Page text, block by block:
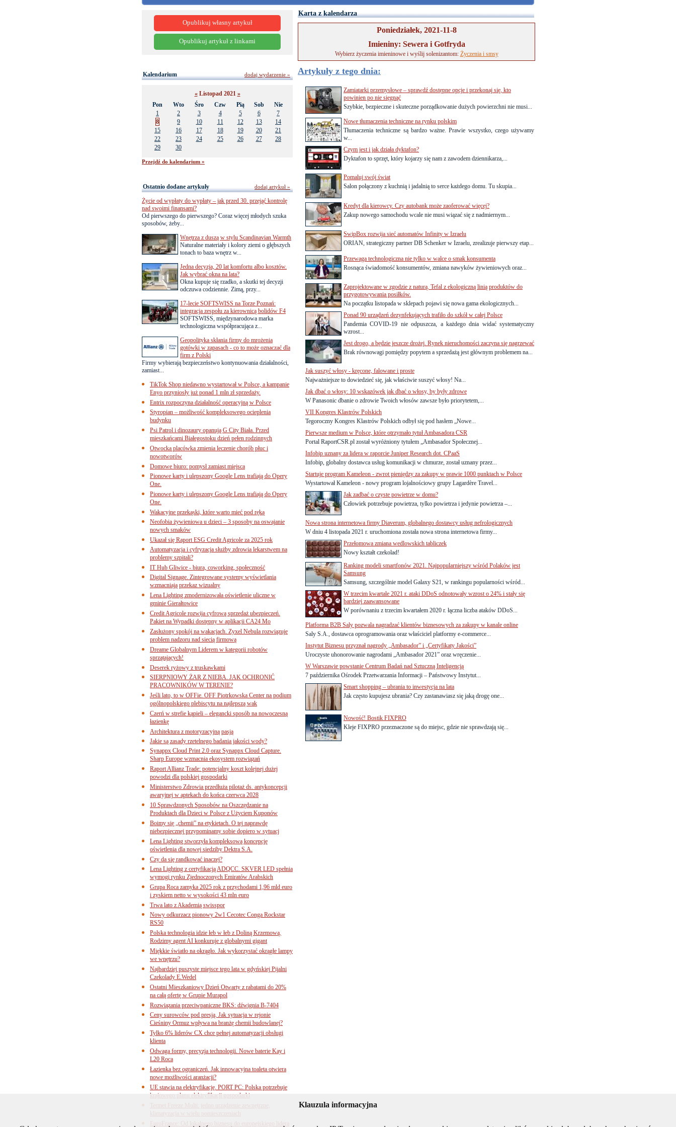
Karta z kalendarza
Poniedziałek, 2021-11-8
Imieniny: Sewera i Gotfryda
Wybierz życzenia imieninowe i wyślij solenizantom: Życzenia i smsy
Artykuły z tego dnia:
Zamiatarki przemysłowe – sprawdź dostępne opcje i przekonaj się, kto
powinien po nie sięgnąć
Szybkie, bezpieczne i skuteczne porządkowanie dużych powierzchni nie musi...
Nowe tłumaczenia techniczne na rynku polskim
Tłumaczenia techniczne są bardzo ważne. Prawie wszystko, czego używamy
w...
Czym jest i jak działa dyktafon?
Dyktafon to sprzęt, który kojarzy się nam z zawodem dziennikarza,...
Pomaluj swój świat
Salon połączony z kuchnią i jadalnią to serce każdego domu. Tu skupia...
Kredyt dla kierowcy. Czy autobank może zaoferować więcej?
Zakup nowego samochodu wcale nie musi wiązać się z nadmiernym...
SwipBox rozwija sieć automatów Infinity w Izraelu
ORIAN, strategiczny partner DB Schenker w Izraelu, zrealizuje pierwszy etap...
Przewaga technologiczna nie tylko w walce o smak konsumenta
Rosnąca świadomość konsumentów, zmiana nawyków żywieniowych oraz...
Zaprojektowane w zgodzie z naturą. Tefal z ekologiczną linią produktów do
przygotowywania posiłków.
Na początku listopada w sklepach pojawi się nowa gama ekologicznych...
Ponad 90 urządzeń dezynfekujących trafiło do szkół w całej Polsce
Pandemia COVID-19 nie odpuszcza, a każdego dnia widać systematyczny
wzrost...
Jest drogo, a będzie jeszcze drożej. Rynek nieruchomości zaczyna się nagrzewać
Brak równowagi pomiędzy popytem a sprzedażą jest głównym problemem na...
Jak suszyć włosy - kręcone, falowane i proste
Najważniejsze to dowiedzieć się, jak właściwie suszyć włosy! Na...
Jak dbać o włosy: 10 wskazówek jak dbać o włosy, by były zdrowe
W Panasonic dbanie o zdrowie Twoich włosów zawsze było priorytetem,...
VII Kongres Klastrów Polskich
Tegoroczny Kongres Klastrów Polskich odbył się pod hasłem „Nowe...
Pierwsze medium w Polsce, które otrzymało tytuł Ambasadora CSR
Portal RaportCSR.pl został wyróżniony tytułem „Ambasador Społecznej...
Infobip uznany za lidera w raporcie Juniper Research dot. CPaaS
Infobip, globalny dostawca usług komunikacji w chmurze, został uznany przez...
Startuje program Kameleon - zwrot pieniędzy za zakupy w prawie 1000 punktach w Polsce
Wystartował Kameleon - nowy program lojalnościowy grupy Lagardère Travel...
Jak zadbać o czyste powietrze w domu?
Człowiek potrzebuje powietrza, tylko powietrza i jedynie powietrza –...
Nowa strona internetowa firmy Diaverum, globalnego dostawcy usług nefrologicznych
W dniu 4 listopada 2021 r. uruchomiona została nowa strona internetowa firmy...
Przełomowa zmiana wedlowskich tabliczek
Nowy kształt czekolad!
Ranking modeli smartfonów 2021. Najpopularniejszy wśród Polaków jest
Samsung
Samsung, szczególnie model Galaxy S21, w rankingu popularności wśród...
W trzecim kwartale 2021 r. ataki DDoS odnotowały wzrost o 24% i stały się
bardziej zaawansowane
W porównaniu z trzecim kwartałem 2020 r. łączna liczba ataków DDoS...
Platforma B2B Saly pozwala nagradzać klientów biznesowych za zakupy w kanale online
Saly S.A., dostawca oprogramowania oraz właściciel platformy e-commerce...
Instytut Biznesu przyznał nagrody „Ambasador” i „Certyfikaty Jakości”
Uroczyste uhonorowanie nagrodami „Ambasador 2021” oraz wręczenie...
W Warszawie powstanie Centrum Badań nad Sztuczną Inteligencją
7 października Ośrodek Przetwarzania Informacji – Państwowy Instytut...
Smart shopping – ubrania to inwestycja na lata
Jak często kupujesz ubrania? Czy zastanawiasz się jaką drogę one...
Nowość! Bostik FIXPRO
Kleje FIXPRO przeznaczone są do miejsc, gdzie nie sprawdzają się...
Opublikuj własny artykuł
Opublikuj artykuł z linkami
Kalendarium
«Listopad 2021 »
Pon
Wto Śro Czw Pią Sob
Nie
1
2 3 4 5 6
7
8
9 10 11 12 13
14
15
16 17 18 19 20
21
22
23 24 25 26 27
28
29
30
Przejdź do kalendarium »
dodaj wydarzenie »
Ostatnio dodane artykuły
Życie od wypłaty do wypłaty – jak przed 30. przejąć kontrolę
nad swoimi finansami?
Od pierwszego do pierwszego? Coraz więcej młodych szuka
sposobów, żeby...
Wnętrza z duszą w stylu Scandinavian Warmth
Naturalne materiały i kolory ziemi o głębszych
tonach to baza wnętrz w...
Jedna decyzja, 20 lat komfortu albo kosztów.
Jak wybrać okna na lata?
Okna kupuje się rzadko, a skutki tej decyzji
odczuwa codziennie. Zimą, przy...
17-lecie SOFTSWISS na Torze Poznań:
integracja zespołu za kierownicą bolidów F4
SOFTSWISS, międzynarodowa marka
technologiczna współpracująca z...
Geopolityka skłania firmy do mrożenia
gotówki w zapasach - co to może oznaczać dla
firm z Polski
Firmy wybierają bezpieczeństwo kontynuowania działalności,
zamiast...
TikTok Shop niedawno wystartował w Polsce, a kampanie
Enyo przyniosły już ponad 1 mln zł sprzedaży.
Entrix rozpoczyna działalność operacyjną w Polsce
Styropian – możliwość kompleksowego ocieplenia
budynku
Psi Patrol i dinozaury opanują G City Biała. Przed
mieszkańcami Białegostoku dzień pełen rodzinnych
Otwocka placówka zmienia leczenie chorób płuc i
nowotworów
Domowe biuro: pomysł zamiast miejsca
Pionowe karty i ulepszony Google Lens trafiają do Opery
One.
Pionowe karty i ulepszony Google Lens trafiają do Opery
One.
Wakacyjne przekąski, które warto mieć pod ręką
Neofobia żywieniowa u dzieci – 3 sposoby na oswajanie
nowych smaków
Ukazał się Raport ESG Credit Agricole za 2025 rok
Automatyzacja i cyfryzacja służby zdrowia lekarstwem na
problemy szpitali?
IT Hub Gliwice - biura, coworking, społeczność
Digital Signage. Zintegrowane systemy wyświetlania
wzmacniają przekaz wizualny
Lena Lighting zmodernizowała oświetlenie uliczne w
gminie Gierałtowice
Credit Agricole rozwija cyfrową sprzedaż ubezpieczeń.
Pakiet na Wypadki dostępny w aplikacji CA24 Mo
Zasłużony spokój na wakacjach. Zyxel Nebula rozwiązuje
problem nadzoru nad siecią firmową
Dreame Globalnym Liderem w kategorii robotów
sprzątających!
Deserek ryżowy z truskawkami
SIERPNIOWY ŻAR Z NIEBA. JAK OCHRONIĆ
PRACOWNIKÓW W TERENIE?
Jeśli lato, to w OFFie. OFF Piotrkowska Center na podium
ogólnopolskiego plebiscytu na najlepszą wak
Czerń w strefie kąpieli – elegancki sposób na nowoczesną
łazienkę
Architektura z motoryzacyjną pasją
Jakie są zasady rzetelnego badania jakości wody?
Synappx Cloud Print 2.0 oraz Synappx Cloud Capture.
Sharp Europe wzmacnia ekosystem rozwiązań
Raport Allianz Trade: potencjalny koszt kolejnej dużej
powodzi dla polskiej gospodarki
Ministerstwo Zdrowia przedłuża pilotaż ds. antykoncepcji
awaryjnej w aptekach do końca czerwca 2028
10 Sprawdzonych Sposobów na Oszczędzanie na
Produktach dla Dzieci w Polsce z Użyciem Kuponów
Boimy się „chemii” na etykietach. O tej naprawdę
niebezpiecznej przypominamy sobie dopiero w sytuacj
Lena Lighting stworzyła kompleksową koncepcję
oświetlenia dla nowej siedziby Dektra S.A.
Czy da się randkować inaczej?
Lena Lighting z certyfikacją ADQCC. SKVER LED spełnia
wymogi rynku Zjednoczonych Emiratów Arabskich
Grupa Roca zamyka 2025 rok z przychodami 1,96 mld euro
i zyskiem netto w wysokości 43 mln euro
Trwa lato z Akademią swisspor
Nowy odkurzacz pionowy 2w1 Cecotec Conga Rockstar
RS50
Polska technologia idzie łeb w łeb z Doliną Krzemową.
Rodzimy agent AI konkuruje z globalnymi gigant
Miękkie światło na okrągło. Jak wykorzystać okrągłe lampy
we wnętrzu?
Najbardziej puszyste miejsce tego lata w gdyńskiej Pijalni
Czekolady E.Wedel
Ostatni Mieszkaniowy Dzień Otwarty z rabatami do 20%
na całą ofertę w Grupie Murapol
Rozwiązania przeciwpaniczne BKS: dźwignia B-7404
Ceny surowców pod presją. Jak sytuacja w rejonie
Cieśniny Ormuz wpływa na branżę chemii budowlanej?
Tylko 6% liderów CX chce pełnej automatyzacji obsługi
klienta
Odwaga formy, precyzja technologii. Nowe baterie Kay i
L20 Roca
Łazienka bez ograniczeń. Jak innowacyjna toaleta otwiera
nowe możliwości aranżacji?
UE stawia na elektryfikację. PORT PC: Polska potrzebuje
krajowego planu elektryfikacji gospodarki
Termet Freeze Multi: jedno urządzenie zewnętrzne,
klimatyzacja w wielu pomieszczeniach
EuroFrance: Od lokalnego biznesu do europejskiego lidera
dodaj artykuł »
Klauzula informacyjna